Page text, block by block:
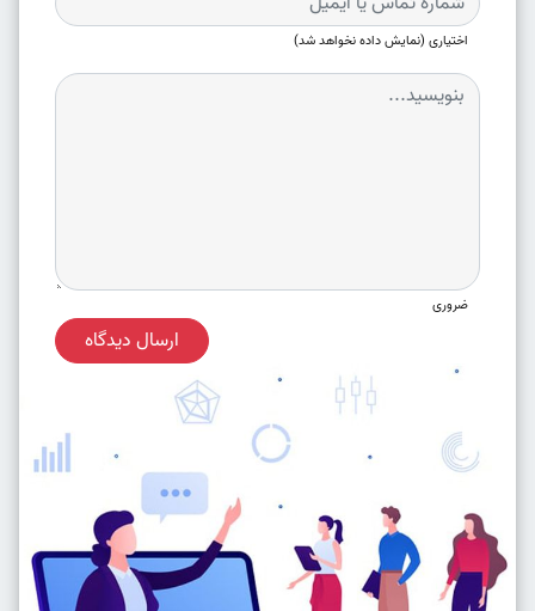
اختیاری (نمایش داده نخواهد شد)
ضروری
ارسال دیدگاه